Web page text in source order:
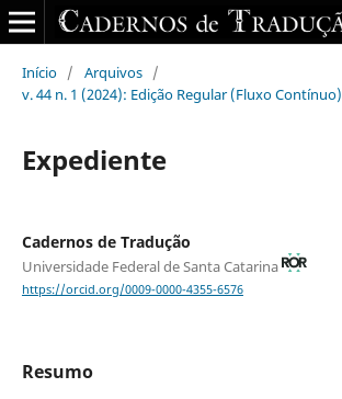
Início / Arquivos /
v. 44 n. 1 (2024): Edição Regular (Fluxo Contínuo)
Expediente
Cadernos de Tradução
Universidade Federal de Santa Catarina
https://orcid.org/0009-0000-4355-6576
Resumo